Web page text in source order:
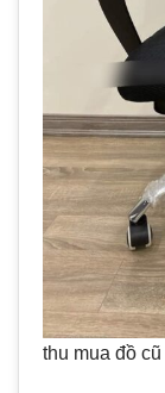
thu mua đồ cũ